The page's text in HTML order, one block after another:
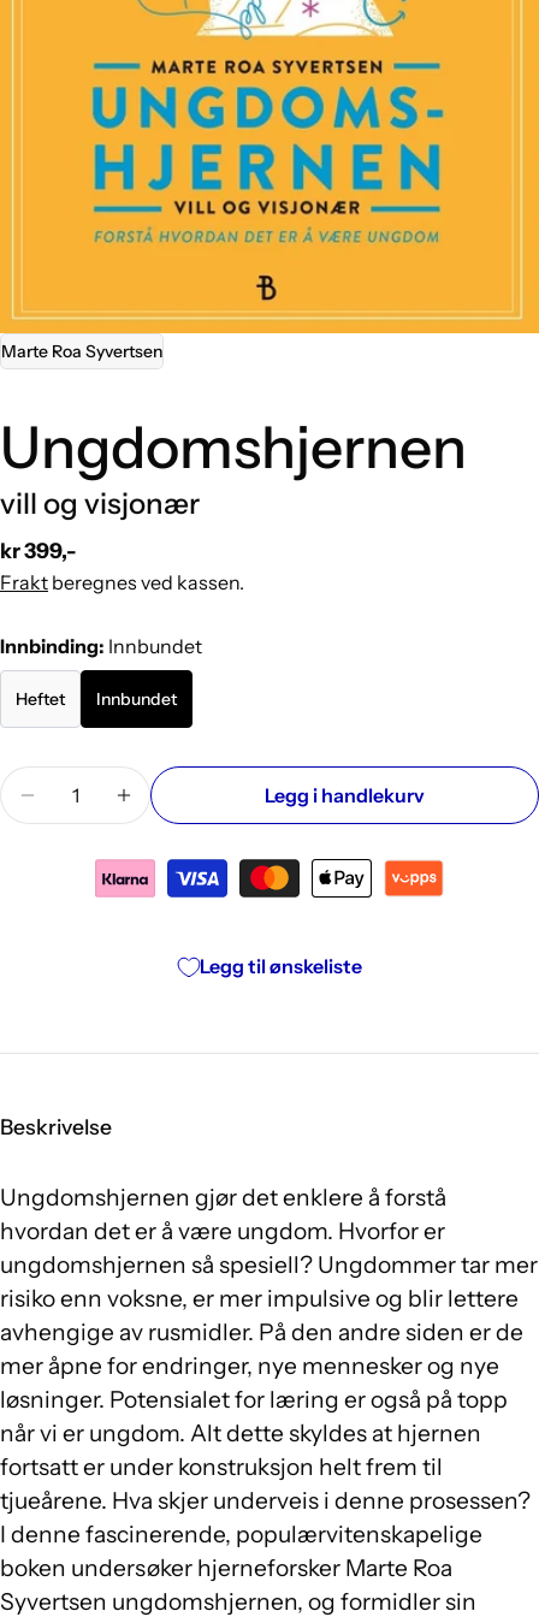
Marte Roa Syvertsen
Ungdomshjernen
vill og visjonær
Vanlig
pris
kr 399,-
Frakt beregnes ved kassen.
Innbinding: Innbundet
Heftet Innbundet
Mengde
Reduser antallet for Ungdomshjernen: vill og
Øk antallet for Ungdomshjernen: vill og
Legg i handlekurv
Legg til ønskeliste
Beskrivelse
Ungdomshjernen gjør det enklere å forstå
hvordan det er å være ungdom. Hvorfor er
ungdomshjernen så spesiell? Ungdommer tar mer
risiko enn voksne, er mer impulsive og blir lettere
avhengige av rusmidler. På den andre siden er de
mer åpne for endringer, nye mennesker og nye
løsninger. Potensialet for læring er også på topp
når vi er ungdom. Alt dette skyldes at hjernen
fortsatt er under konstruksjon helt frem til
tjueårene. Hva skjer underveis i denne prosessen?
I denne fascinerende, populærvitenskapelige
boken undersøker hjerneforsker Marte Roa
Syvertsen ungdomshjernen, og formidler sin